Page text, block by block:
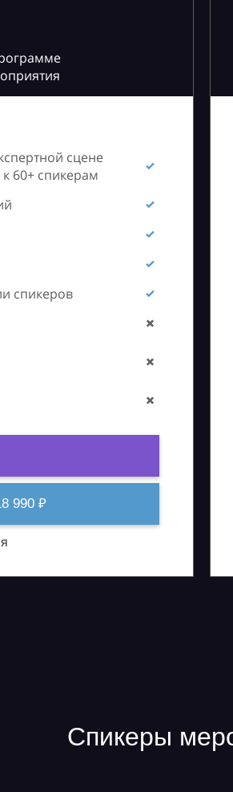
сцене
60+ спикерам
спикеров
990 ₽
Спикеры